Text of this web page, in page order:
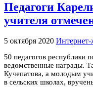
Педагоги
учителя
5 октября 2020
50 педагогов республики
ведомственные награды.
Кучепатова, а молодым
в сельских школах,